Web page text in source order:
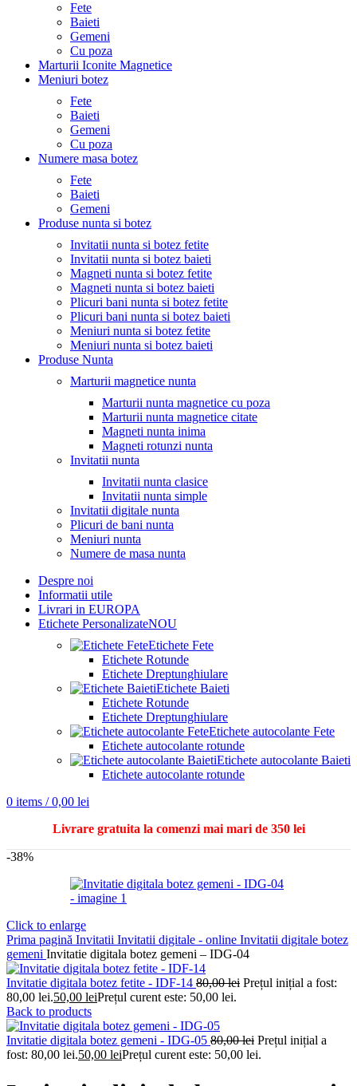
Fete
Baieti
Gemeni
Cu poza
Marturii Iconite Magnetice
Meniuri botez
Fete
Baieti
Gemeni
Cu poza
Numere masa botez
Fete
Baieti
Gemeni
Produse nunta si botez
Invitatii nunta si botez fetite
Invitatii nunta si botez baieti
Magneti nunta si botez fetite
Magneti nunta si botez baieti
Plicuri bani nunta si botez fetite
Plicuri bani nunta si botez baieti
Meniuri nunta si botez fetite
Meniuri nunta si botez baieti
Produse Nunta
Marturii magnetice nunta
Marturii nunta magnetice cu poza
Marturii nunta magnetice citate
Magneti nunta inima
Magneti rotunzi nunta
Invitatii nunta
Invitatii nunta clasice
Invitatii nunta simple
Invitatii digitale nunta
Plicuri de bani nunta
Meniuri nunta
Numere de masa nunta
Despre noi
Informatii utile
Livrari in EUROPA
Etichete PersonalizateNOU
Etichete Fete
Etichete Rotunde
Etichete Dreptunghiulare
Etichete Baieti
Etichete Rotunde
Etichete Dreptunghiulare
Etichete autocolante Fete
Etichete autocolante rotunde
Etichete autocolante Baieti
Etichete autocolante rotunde
0 items / 0,00 lei
Livrare gratuita la comenzi mai mari de 350 lei
-38%
Click to enlarge
Prima pagină Invitatii Invitatii digitale - online Invitatii digitale botez
gemeni Invitatie digitala botez gemeni – IDG-04
Invitatie digitala botez fetite - IDF-14 80,00lei Prețul inițial a fost:
80,00 lei.50,00 leiPrețul curent este: 50,00 lei.
Back to products
Invitatie digitala botez gemeni - IDG-05 80,00lei Prețul inițial a
fost: 80,00 lei.50,00 leiPrețul curent este: 50,00 lei.